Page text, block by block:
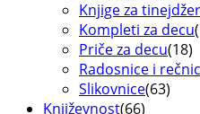
Knjige za
Kompleti za decu
Priče za decu(18)
Radosnice i
Slikovnice(63)
Književnost(66)